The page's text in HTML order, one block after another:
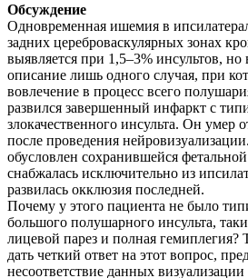
Обсуждение
Одновременная ишемия в
задних цереброваскулярных зонах
выявляется при 1,5–3% инсультов, но
описание лишь одного случая, при
вовлечение в процесс всего
развился завершенный инфаркт с
злокачественного инсульта. Он умер
после проведения
обусловлен сохранившейся
снабжалась исключительно из
развилась окклюзия последней.
Почему у этого пациента не было
большого полушарного инсульта,
лицевой парез и полная
дать четкий ответ на этот вопрос,
несоответствие данных